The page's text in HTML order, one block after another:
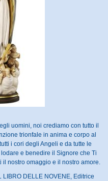
uomini, noi crediamo con tutto il
trionfale in anima e corpo al
i cori degli Angeli e da tutte le
e benedire il Signore che Ti
nostro omaggio e il nostro amore.
DELLE NOVENE, Editrice